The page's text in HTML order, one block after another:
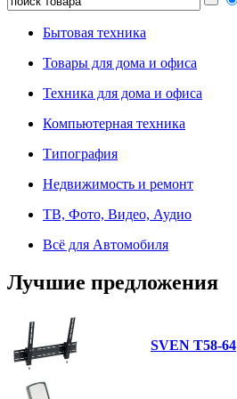
Бытовая техника
Товары для дома и офиса
Техника для дома и офиса
Компьютерная техника
Типография
Недвижимость и ремонт
ТВ, Фото, Видео, Аудио
Всё для Автомобиля
Лучшие предложения
SVEN T58-64